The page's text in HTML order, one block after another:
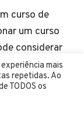
curso de
um curso
considerar
se o
mais
repetidas. Ao
TODOS os